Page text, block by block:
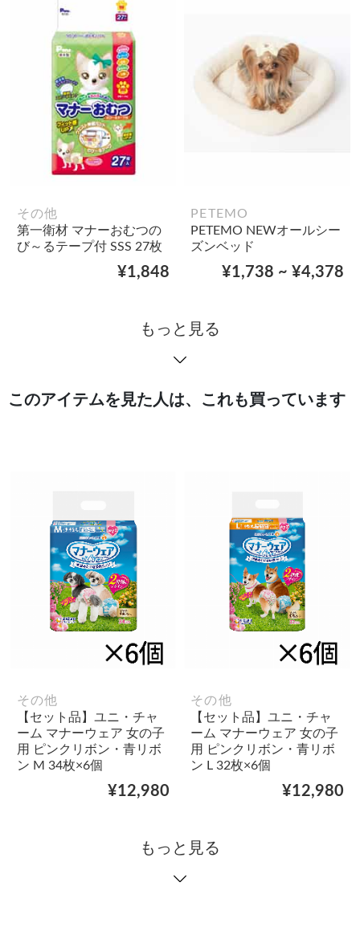
その他
第一衛材 マナーおむつの
び～るテープ付 SSS 27枚
¥1,848
PETEMO
PETEMO NEWオールシー
ズンベッド
¥1,738 ~ ¥4,378
もっと見る
このアイテムを見た人は、これも買っています
その他
【セット品】ユニ・チャ
ーム マナーウェア 女の子
用 ピンクリボン・青リボ
ン M 34枚×6個
¥12,980
その他
【セット品】ユニ・チャ
ーム マナーウェア 女の子
用 ピンクリボン・青リボ
ン L 32枚×6個
¥12,980
もっと見る